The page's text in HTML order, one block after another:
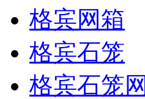
格宾网箱
格宾石笼
格宾石笼网